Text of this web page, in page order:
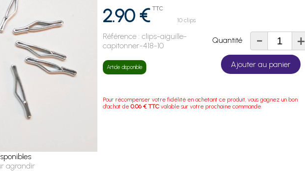
agrandir
2.90 € TTC
10 clips
Référence :clips-aiguille-
capitonner-418-10
Article disponible
Quantité - +
Ajouter au panier
Pour récompenser votre fidélité en achetant ce produit, vous gagnez un bon
d'achat de0.06 € TTC valable sur votre prochaine commande.